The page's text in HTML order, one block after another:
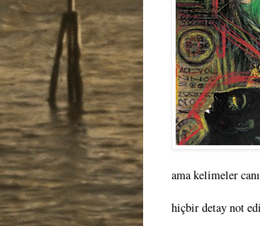
ama kelimeler
hiçbir detay not